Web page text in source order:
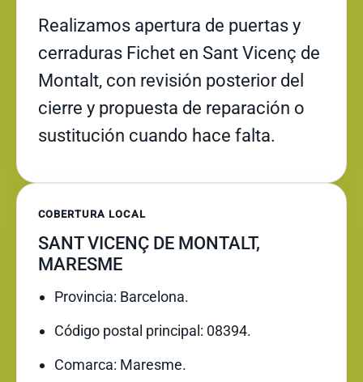
Realizamos apertura de puertas y
cerraduras Fichet en Sant Vicenç de
Montalt, con revisión posterior del
cierre y propuesta de reparación o
sustitución cuando hace falta.
COBERTURA LOCAL
SANT VICENÇ DE MONTALT,
MARESME
Provincia: Barcelona.
Código postal principal: 08394.
Comarca: Maresme.